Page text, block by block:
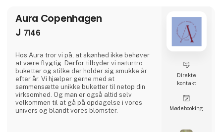
Aura Copenhagen
J 7146
Hos Aura tror vi på, at skønhed ikke behøver
at være flygtig. Derfor tilbyder vi naturtro
buketter og stilke der holder sig smukke år
efter år. Vi hjælper gerne med at
sammensætte unikke buketter til netop din
virksomhed. Og man er også altid selv
velkommen til at gå på opdagelse i vores
univers og blandt vores blomster.
Direkte
kontakt
Møde­booking